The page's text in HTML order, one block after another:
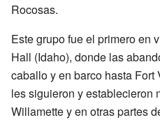
Rocosas.
Este grupo fue el primero en
Hall (Idaho), donde las
caballo y en barco hasta Fort
les siguieron y establecieron
Willamette y en otras partes